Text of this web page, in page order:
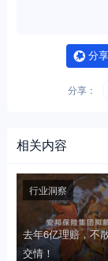
分
分享：
相关内容
去年6亿理赔，不
交情！
行业洞察